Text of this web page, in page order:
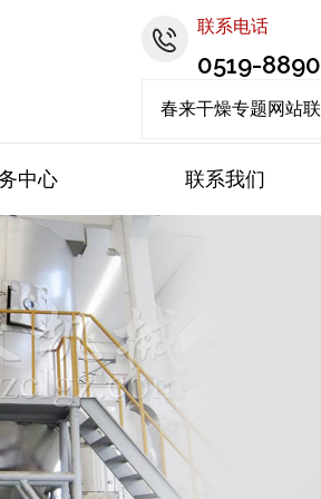
联系电话
0519-
春来干燥专题网站
中心 联系我们